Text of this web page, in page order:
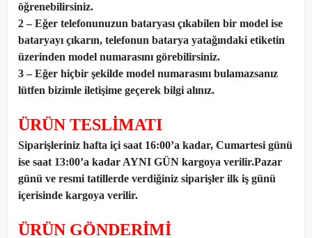
öğrenebilirsiniz.
2 – Eğer telefonunuzun bataryası çıkabilen bir model ise
bataryayı çıkarın, telefonun batarya yatağındaki etiketin
üzerinden model numarasını görebilirsiniz.
3 – Eğer hiçbir şekilde model numarasını bulamazsanız
lütfen bizimle iletişime geçerek bilgi alınız.
ÜRÜN TESLİMATI
Siparişleriniz hafta içi saat 16:00’a kadar, Cumartesi günü
ise saat 13:00’a kadar AYNI GÜN kargoya verilir.Pazar
günü ve resmi tatillerde verdiğiniz siparişler ilk iş günü
içerisinde kargoya verilir.
ÜRÜN GÖNDERİMİ